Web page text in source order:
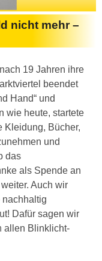
nicht mehr –
19 Jahren ihre
beendet
Hand“ und
wie heute, startete
Kleidung, Bücher,
und
das
als Spende an
Auch wir
nachhaltig
Dafür sagen wir
allen Blinklicht-